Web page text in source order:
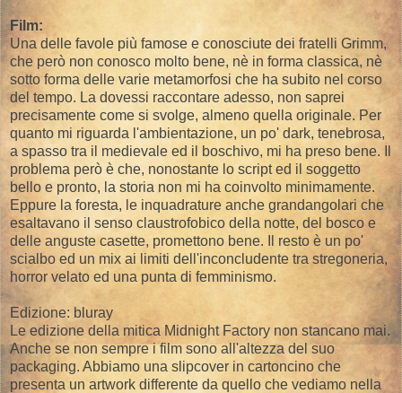
Film:
Una delle favole più famose e conosciute dei fratelli Grimm,
che però non conosco molto bene, nè in forma classica, nè
sotto forma delle varie metamorfosi che ha subito nel corso
del tempo. La dovessi raccontare adesso, non saprei
precisamente come si svolge, almeno quella originale. Per
quanto mi riguarda l'ambientazione, un po' dark, tenebrosa,
a spasso tra il medievale ed il boschivo, mi ha preso bene. Il
problema però è che, nonostante lo script ed il soggetto
bello e pronto, la storia non mi ha coinvolto minimamente.
Eppure la foresta, le inquadrature anche grandangolari che
esaltavano il senso claustrofobico della notte, del bosco e
delle anguste casette, promettono bene. Il resto è un po'
scialbo ed un mix ai limiti dell'inconcludente tra stregoneria,
horror velato ed una punta di femminismo.
Edizione: bluray
Le edizione della mitica Midnight Factory non stancano mai.
Anche se non sempre i film sono all'altezza del suo
packaging. Abbiamo una slipcover in cartoncino che
presenta un artwork differente da quello che vediamo nella